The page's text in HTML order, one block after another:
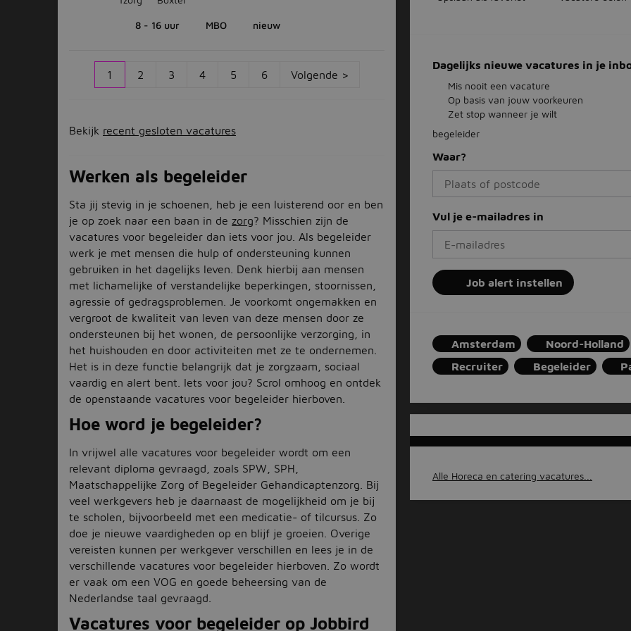
8 - 16 uur MBO nieuw
1 2 3 4 5 6 Volgende >
Bekijk recent gesloten vacatures
Werken als begeleider
Sta jij stevig in je schoenen, heb je een luisterend oor en ben
je op zoek naar een baan in de zorg? Misschien zijn de
vacatures voor begeleider dan iets voor jou. Als begeleider
werk je met mensen die hulp of ondersteuning kunnen
gebruiken in het dagelijks leven. Denk hierbij aan mensen
met lichamelijke of verstandelijke beperkingen, stoornissen,
agressie of gedragsproblemen. Je voorkomt ongemakken en
vergroot de kwaliteit van leven van deze mensen door ze
ondersteunen bij het wonen, de persoonlijke verzorging, in
het huishouden en door activiteiten met ze te ondernemen.
Het is in deze functie belangrijk dat je zorgzaam, sociaal
vaardig en alert bent. Iets voor jou? Scrol omhoog en ontdek
de openstaande vacatures voor begeleider hierboven.
Hoe word je begeleider?
In vrijwel alle vacatures voor begeleider wordt om een
relevant diploma gevraagd, zoals SPW, SPH,
Maatschappelijke Zorg of Begeleider Gehandicaptenzorg. Bij
veel werkgevers heb je daarnaast de mogelijkheid om je bij
te scholen, bijvoorbeeld met een medicatie- of tilcursus. Zo
doe je nieuwe vaardigheden op en blijf je groeien. Overige
vereisten kunnen per werkgever verschillen en lees je in de
verschillende vacatures voor begeleider hierboven. Zo wordt
er vaak om een VOG en goede beheersing van de
Nederlandse taal gevraagd.
Vacatures voor begeleider op Jobbird
Dagelijks nieuwe vacatures in je
Mis nooit een vacature
Op basis van jouw voorkeuren
Zet stop wanneer je wilt
begeleider
Waar?
Vul je e-mailadres in
Job alert instellen
Amsterdam
Noord-Holland
Recruiter
Begeleider
Alle Horeca en catering vacatures...